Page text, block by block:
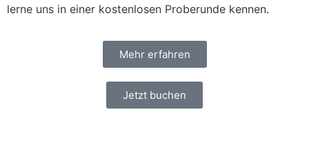
lerne uns in einer kostenlosen Proberunde kennen.
Mehr erfahren
Jetzt buchen